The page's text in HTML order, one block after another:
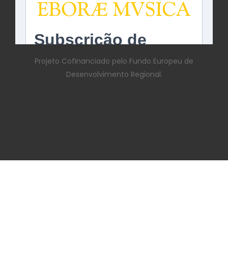
Projeto Cofinanciado pelo Fundo Europeu de
Desenvolvimento Regional.